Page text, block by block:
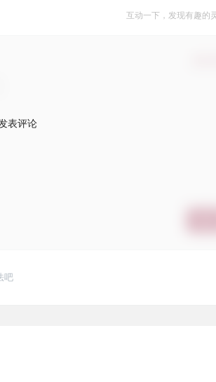
互动一下，发现有趣的
表评论
吧